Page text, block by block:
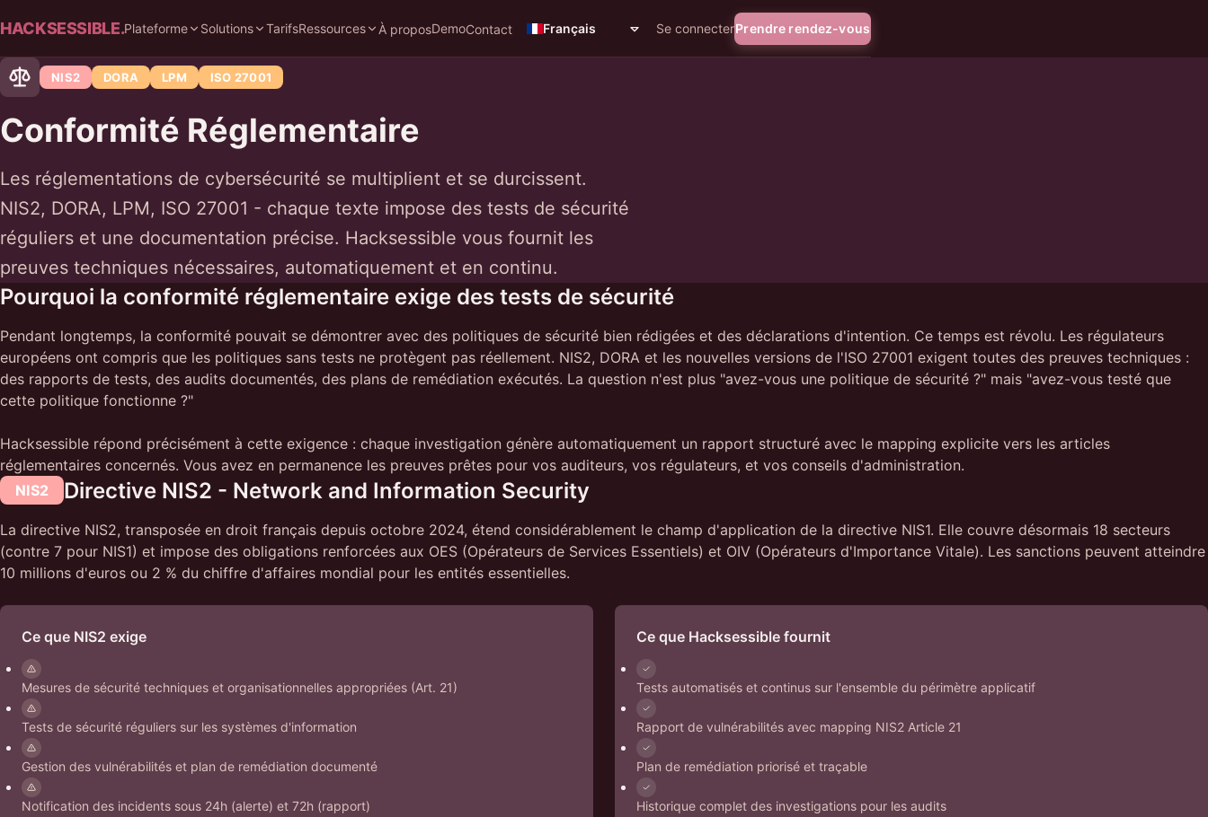
HACKSESSIBLE.Plateforme Solutions TarifsRessources À proposDemoContact Français Se connecterPrendre rendez-vous
NIS2 DORA LPM ISO 27001
Conformité Réglementaire
Les réglementations de cybersécurité se multiplient et se durcissent.
NIS2, DORA, LPM, ISO 27001 - chaque texte impose des tests de sécurité
réguliers et une documentation précise. Hacksessible vous fournit les
preuves techniques nécessaires, automatiquement et en continu.
Pourquoi la conformité réglementaire exige des tests de sécurité
Pendant longtemps, la conformité pouvait se démontrer avec des politiques de sécurité bien rédigées et des déclarations d'intention. Ce temps est révolu. Les régulateurs
européens ont compris que les politiques sans tests ne protègent pas réellement. NIS2, DORA et les nouvelles versions de l'ISO 27001 exigent toutes des preuves techniques :
des rapports de tests, des audits documentés, des plans de remédiation exécutés. La question n'est plus "avez-vous une politique de sécurité ?" mais "avez-vous testé que
cette politique fonctionne ?"
Hacksessible répond précisément à cette exigence : chaque investigation génère automatiquement un rapport structuré avec le mapping explicite vers les articles
réglementaires concernés. Vous avez en permanence les preuves prêtes pour vos auditeurs, vos régulateurs, et vos conseils d'administration.
NIS2
Directive NIS2 - Network and Information Security
La directive NIS2, transposée en droit français depuis octobre 2024, étend considérablement le champ d'application de la directive NIS1. Elle couvre désormais 18 secteurs
(contre 7 pour NIS1) et impose des obligations renforcées aux OES (Opérateurs de Services Essentiels) et OIV (Opérateurs d'Importance Vitale). Les sanctions peuvent atteindre
10 millions d'euros ou 2 % du chiffre d'affaires mondial pour les entités essentielles.
Ce que NIS2 exige
Mesures de sécurité techniques et organisationnelles appropriées (Art. 21)
Tests de sécurité réguliers sur les systèmes d'information
Gestion des vulnérabilités et plan de remédiation documenté
Notification des incidents sous 24h (alerte) et 72h (rapport)
Ce que Hacksessible fournit
Tests automatisés et continus sur l'ensemble du périmètre applicatif
Rapport de vulnérabilités avec mapping NIS2 Article 21
Plan de remédiation priorisé et traçable
Historique complet des investigations pour les audits